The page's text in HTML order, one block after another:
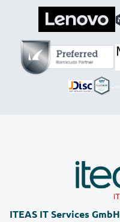
ITEAS IT Services GmbH